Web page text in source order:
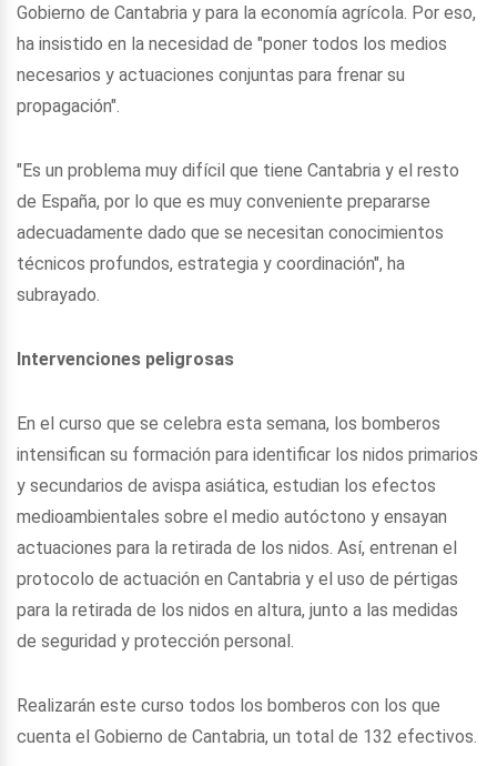
Gobierno de Cantabria y para la economía agrícola. Por eso,
ha insistido en la necesidad de "poner todos los medios
necesarios y actuaciones conjuntas para frenar su
propagación".
"Es un problema muy difícil que tiene Cantabria y el resto
de España, por lo que es muy conveniente prepararse
adecuadamente dado que se necesitan conocimientos
técnicos profundos, estrategia y coordinación", ha
subrayado.
Intervenciones peligrosas
En el curso que se celebra esta semana, los bomberos
intensifican su formación para identificar los nidos primarios
y secundarios de avispa asiática, estudian los efectos
medioambientales sobre el medio autóctono y ensayan
actuaciones para la retirada de los nidos. Así, entrenan el
protocolo de actuación en Cantabria y el uso de pértigas
para la retirada de los nidos en altura, junto a las medidas
de seguridad y protección personal.
Realizarán este curso todos los bomberos con los que
cuenta el Gobierno de Cantabria, un total de 132 efectivos.